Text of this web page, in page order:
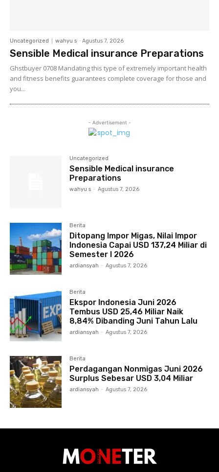
Uncategorized wahyu s - Agustus 7, 2026
Sensible Medical insurance Preparations
Ghstbuyer 0708 Mandating this type of extremely important health
and fitness benefits guarantees complete coverage for those and
you...
- Advertisement -
Uncategorized
Sensible Medical insurance
Preparations
wahyu s - Agustus 7, 2026
Berita
Ditopang Impor Migas, Nilai Impor
Indonesia Capai USD 137,24 Miliar di
Semester I 2026
ardiansyah - Agustus 7, 2026
Berita
Ekspor Indonesia Juni 2026
Tembus USD 25,46 Miliar Naik
8,84% Dibanding Juni Tahun Lalu
ardiansyah - Agustus 7, 2026
Berita
Perdagangan Nonmigas Juni 2026
Surplus Sebesar USD 3,04 Miliar
ardiansyah - Agustus 7, 2026